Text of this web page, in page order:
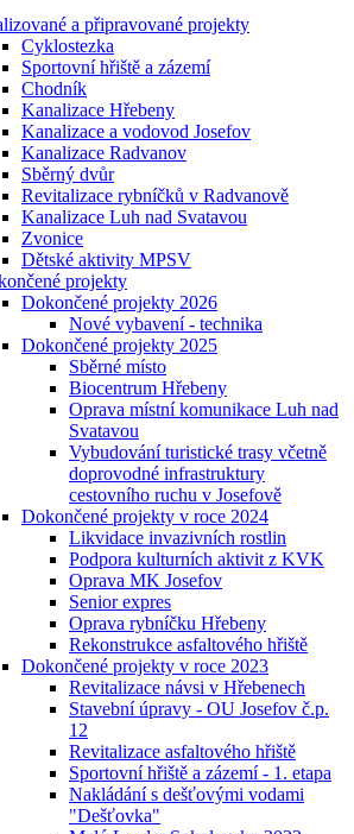
a připravované projekty
Cyklostezka
Sportovní hřiště a zázemí
Chodník
Kanalizace Hřebeny
Kanalizace a vodovod Josefov
Kanalizace Radvanov
Sběrný dvůr
Revitalizace rybníčků v Radvanově
Kanalizace Luh nad Svatavou
Zvonice
Dětské aktivity MPSV
projekty
Dokončené projekty 2026
Nové vybavení - technika
Dokončené projekty 2025
Sběrné místo
Biocentrum Hřebeny
Oprava místní komunikace Luh nad
Svatavou
Vybudování turistické trasy včetně
doprovodné infrastruktury
cestovního ruchu v Josefově
Dokončené projekty v roce 2024
Likvidace invazivních rostlin
Podpora kulturních aktivit z KVK
Oprava MK Josefov
Senior expres
Oprava rybníčku Hřebeny
Rekonstrukce asfaltového hřiště
Dokončené projekty v roce 2023
Revitalizace návsi v Hřebenech
Stavební úpravy - OU Josefov č.p.
12
Revitalizace asfaltového hřiště
Sportovní hřiště a zázemí - 1. etapa
Nakládání s dešťovými vodami
"Dešťovka"